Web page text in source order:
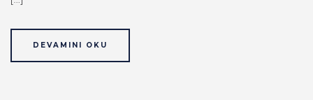
DEVAMINI OKU